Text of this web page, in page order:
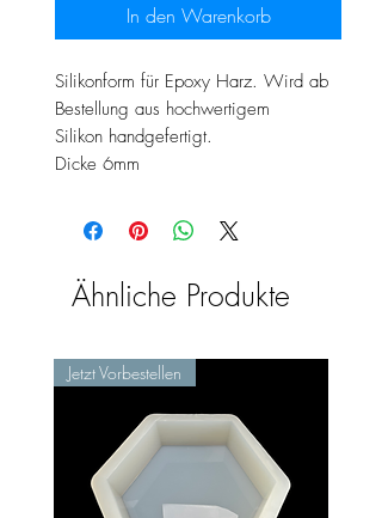
In den Warenkorb
Silikonform für Epoxy Harz. Wird ab
Bestellung aus hochwertigem
Silikon handgefertigt.
Dicke 6mm
Ähnliche Produkte
Jetzt Vorbestellen